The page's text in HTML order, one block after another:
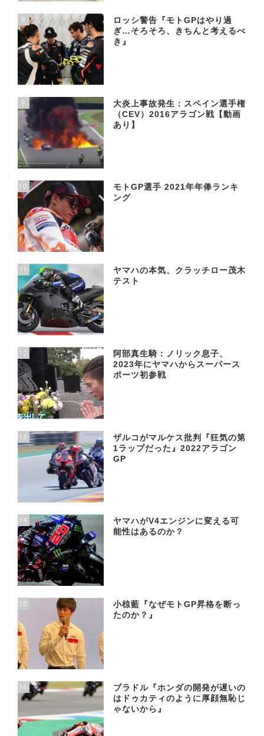
8
ロッシ警告『モトGPはやり過
ぎ…そろそろ、きちんと考えるべ
き』
9
大炎上事故発生：スペイン選手権
（CEV）2016アラゴン戦【動画
あり】
10
モトGP選手 2021年年俸ランキ
ング
11
ヤマハの本気、クラッチロー茂木
テスト
12
阿部真生騎：ノリック息子、
2023年にヤマハからスーパース
ポーツ初参戦
13
ザルコがマルケス批判『狂気の第
1ラップだった』2022アラゴン
GP
14
ヤマハがV4エンジンに変える可
能性はあるのか？
15
小椋藍『なぜモトGP昇格を断っ
たのか？』
16
ブラドル『ホンダの開発が遅いの
はドゥカティのように厚顔無恥じ
ゃないから』